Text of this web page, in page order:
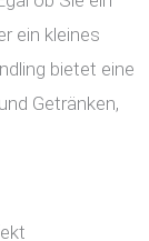
ein kleines
bietet eine
Getränken,